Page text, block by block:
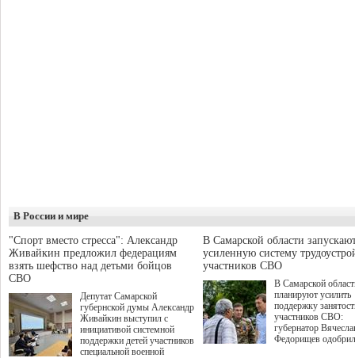
В России и мире
"Спорт вместо стресса": Александр
Живайкин предложил федерациям
взять шефство над детьми бойцов
СВО
Депутат Самарской
губернской думы Александр
Живайкин выступил с
инициативой системной
поддержки детей участников
специальной военной
В Самарской области
усиленную систему
участников СВО
В Самарской
планируют усилить
поддержку
участников СВО:
губернатор
Федорищев